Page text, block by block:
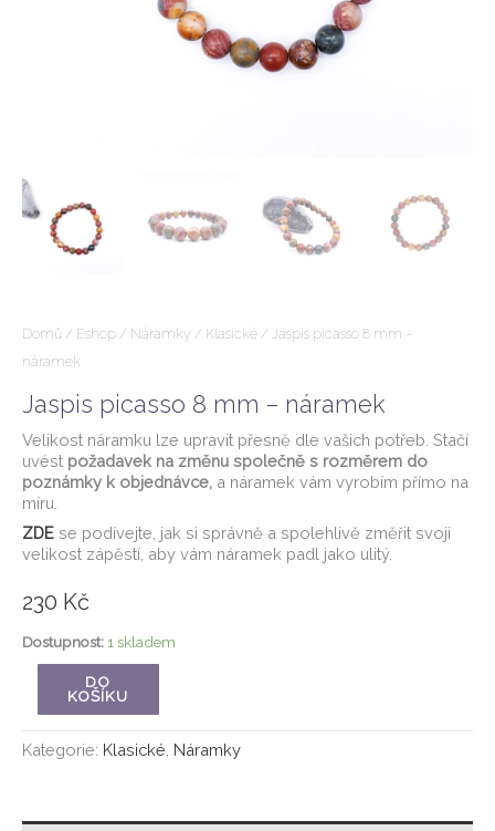
Domů / Eshop / Náramky / Klasické / Jaspis picasso 8 mm –
náramek
Jaspis picasso 8 mm – náramek
Velikost náramku lze upravit přesně dle vašich potřeb. Stačí
uvést požadavek na změnu společně s rozměrem do
poznámky k objednávce, a náramek vám vyrobím přímo na
míru.
ZDE se podívejte, jak si správně a spolehlivě změřit svoji
velikost zápěstí, aby vám náramek padl jako ulitý.
230 Kč
Dostupnost:1 skladem
DO
KOŠÍKU
Kategorie: Klasické Náramky